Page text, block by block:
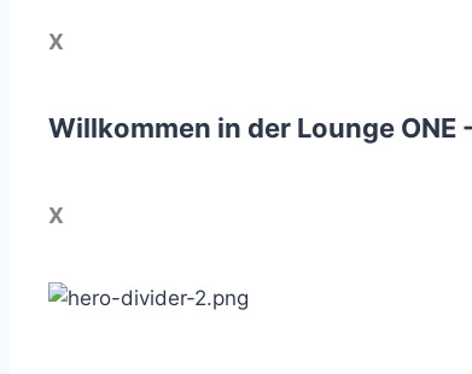
X
Willkommen in der Lounge ONE
X